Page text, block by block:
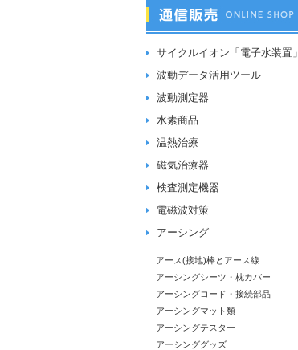
サイクルイオン「電子水装置」
波動データ活用ツール
波動測定器
水素商品
温熱治療
磁気治療器
検査測定機器
電磁波対策
アーシング
アース(接地)棒とアース線
アーシングシーツ・枕カバー
アーシングコード・接続部品
アーシングマット類
アーシングテスター
アーシンググッズ